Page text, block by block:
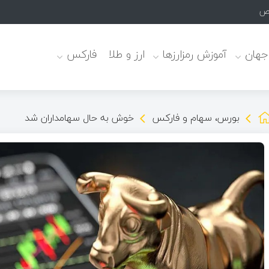
نظام دارویی
جهان آموزش رمزارزها ارز و طلا فارکس
بورس، سهام و فارکس خوش به حال سهامداران شد